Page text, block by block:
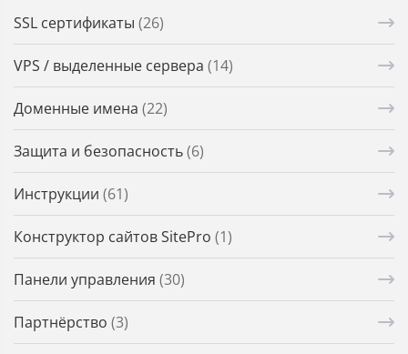
SSL сертификаты (26)
VPS / выделенные сервера (14)
Доменные имена (22)
Защита и безопасность(6)
Инструкции (61)
Конструктор сайтов SitePro (1)
Панели управления (30)
Партнёрство (3)